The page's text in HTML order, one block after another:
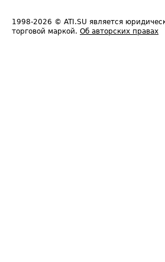
1998-2026 © ATI.SU является
торговой маркой. Об авторских правах